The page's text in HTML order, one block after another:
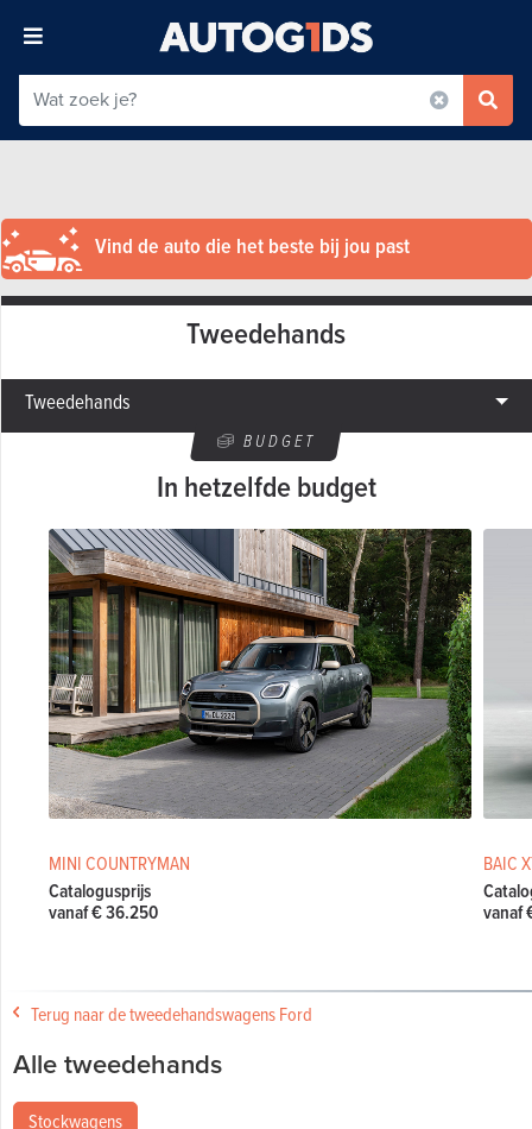
Vind de auto die het beste bij jou past
Tweedehands
Tweedehands
BUDGET
In hetzelfde budget
MINI COUNTRYMAN
Catalogusprijs
vanaf € 36.250
BAIC
vanaf
Terug naar de tweedehandswagens Ford
Alle tweedehands
Stockwagens